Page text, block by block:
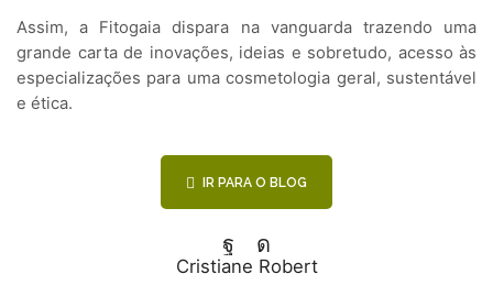
Assim, a Fitogaia dispara na vanguarda trazendo uma
grande carta de inovações, ideias e sobretudo, acesso às
especializações para uma cosmetologia geral, sustentável
e ética.
IR PARA O BLOG
Facebook
Instagram
Cristiane Robert